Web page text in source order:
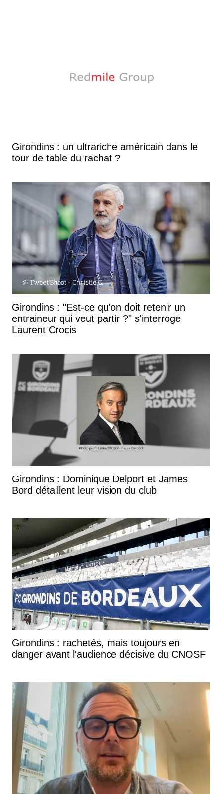
Girondins : un ultrariche américain dans le
tour de table du rachat ?
Girondins : "Est-ce qu'on doit retenir un
entraineur qui veut partir ?" s'interroge
Laurent Crocis
Girondins : Dominique Delport et James
Bord détaillent leur vision du club
Girondins : rachetés, mais toujours en
danger avant l'audience décisive du CNOSF